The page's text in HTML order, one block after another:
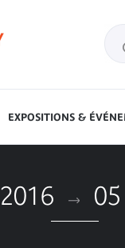
EXPOSITIONS &
2016 05